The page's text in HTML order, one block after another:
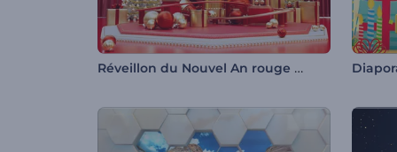
Réveillon du Nouvel An rouge jovial